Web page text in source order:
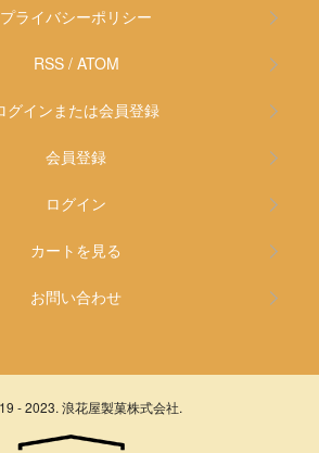
プライバシーポリシー
RSS/ ATOM
グインまたは会員登録
会員登録
ログイン
カートを見る
お問い合わせ
- 2023. 浪花屋製菓株式会社.